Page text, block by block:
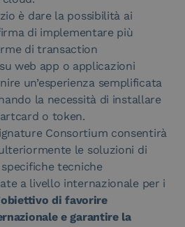
è dare la possibilità ai
di implementare più
di transaction
web app o applicazioni
un’esperienza semplificata
la necessità di installare
o token.
Consortium consentirà
le soluzioni di
tecniche
a livello internazionale per i
obiettivo di favorire
e garantire la